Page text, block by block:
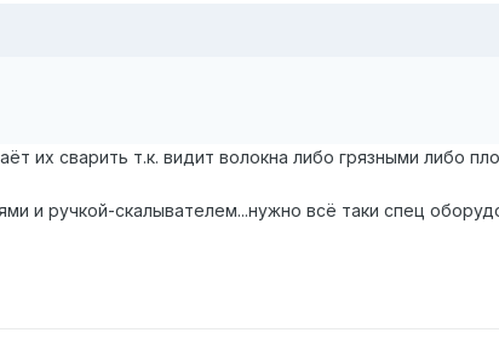
их сварить т.к. видит волокна либо грязными либо
и ручкой-скалывателем...нужно всё таки спец